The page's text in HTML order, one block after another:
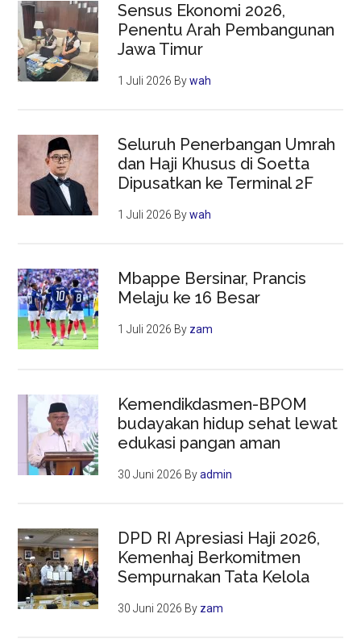
Sensus Ekonomi 2026,
Penentu Arah Pembangunan
Jawa Timur
1 Juli 2026 Bywah
Seluruh Penerbangan Umrah
dan Haji Khusus di Soetta
Dipusatkan ke Terminal 2F
1 Juli 2026 Bywah
Mbappe Bersinar, Prancis
Melaju ke 16 Besar
1 Juli 2026 By zam
Kemendikdasmen-BPOM
budayakan hidup sehat lewat
edukasi pangan aman
30 Juni 2026 Byadmin
DPD RI Apresiasi Haji 2026,
Kemenhaj Berkomitmen
Sempurnakan Tata Kelola
30 Juni 2026 By zam